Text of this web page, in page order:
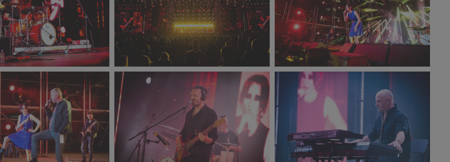
PR2021_Michal_Kwasniewski_3238_small_1500x1000.jpg
554 KB